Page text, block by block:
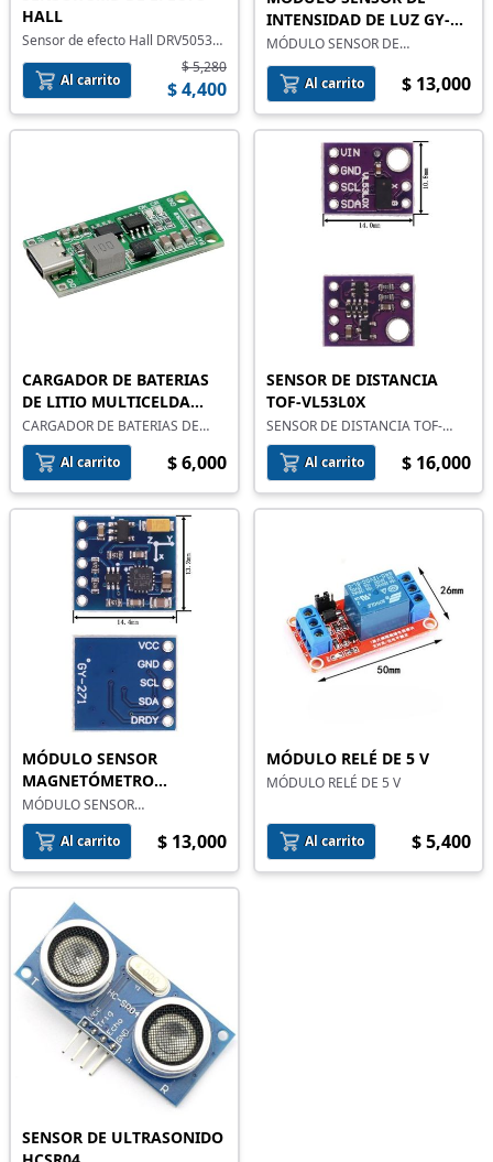
HALL
Sensor de efecto Hall DRV5053
de montaje superficial
Al carrito
$ 5,280
$ 4,400
INTENSIDAD DE LUZ GY-
302 BH1750
MÓDULO SENSOR DE
INTENSIDAD DE LUZ GY-302
BH1750Al carrito $ 13,000
CARGADOR DE BATERIAS
DE LITIO MULTICELDA
TIPO C
CARGADOR DE BATERIAS DE
LITIO MULTICELDA TIPO C
Al carrito
$ 6,000
SENSOR DE DISTANCIA
TOF-VL53L0X
SENSOR DE DISTANCIA TOF-
VL53L0X
Al carrito
$ 16,000
MÓDULO SENSOR
MAGNETÓMETRO
BRÚJULA HMC5883 GY-271
MÓDULO SENSOR
MAGNETÓMETRO BRÚJULA
HMC5883 GY-271
Al carrito $ 13,000
MÓDULO RELÉ DE 5 V
MÓDULO RELÉ DE 5 V
Al carrito $ 5,400
SENSOR DE ULTRASONIDO